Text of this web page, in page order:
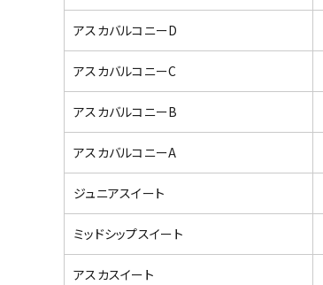
アスカバルコニーD
アスカバルコニーC
アスカバルコニーB
アスカバルコニーA
ジュニアスイート
ミッドシップスイート
アスカスイート